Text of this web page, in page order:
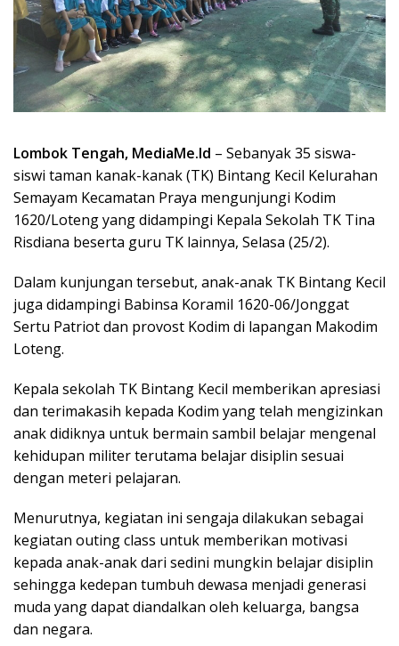
Lombok Tengah, MediaMe.Id – Sebanyak 35 siswa-
siswi taman kanak-kanak (TK) Bintang Kecil Kelurahan
Semayam Kecamatan Praya mengunjungi Kodim
1620/Loteng yang didampingi Kepala Sekolah TK Tina
Risdiana beserta guru TK lainnya, Selasa (25/2).
Dalam kunjungan tersebut, anak-anak TK Bintang Kecil
juga didampingi Babinsa Koramil 1620-06/Jonggat
Sertu Patriot dan provost Kodim di lapangan Makodim
Loteng.
Kepala sekolah TK Bintang Kecil memberikan apresiasi
dan terimakasih kepada Kodim yang telah mengizinkan
anak didiknya untuk bermain sambil belajar mengenal
kehidupan militer terutama belajar disiplin sesuai
dengan meteri pelajaran.
Menurutnya, kegiatan ini sengaja dilakukan sebagai
kegiatan outing class untuk memberikan motivasi
kepada anak-anak dari sedini mungkin belajar disiplin
sehingga kedepan tumbuh dewasa menjadi generasi
muda yang dapat diandalkan oleh keluarga, bangsa
dan negara.